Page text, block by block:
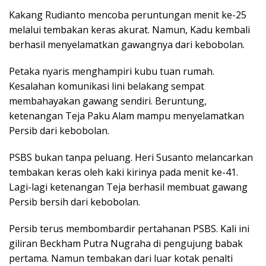
Kakang Rudianto mencoba peruntungan menit ke-25
melalui tembakan keras akurat. Namun, Kadu kembali
berhasil menyelamatkan gawangnya dari kebobolan.
Petaka nyaris menghampiri kubu tuan rumah.
Kesalahan komunikasi lini belakang sempat
membahayakan gawang sendiri. Beruntung,
ketenangan Teja Paku Alam mampu menyelamatkan
Persib dari kebobolan.
PSBS bukan tanpa peluang. Heri Susanto melancarkan
tembakan keras oleh kaki kirinya pada menit ke-41.
Lagi-lagi ketenangan Teja berhasil membuat gawang
Persib bersih dari kebobolan.
Persib terus membombardir pertahanan PSBS. Kali ini
giliran Beckham Putra Nugraha di pengujung babak
pertama. Namun tembakan dari luar kotak penalti